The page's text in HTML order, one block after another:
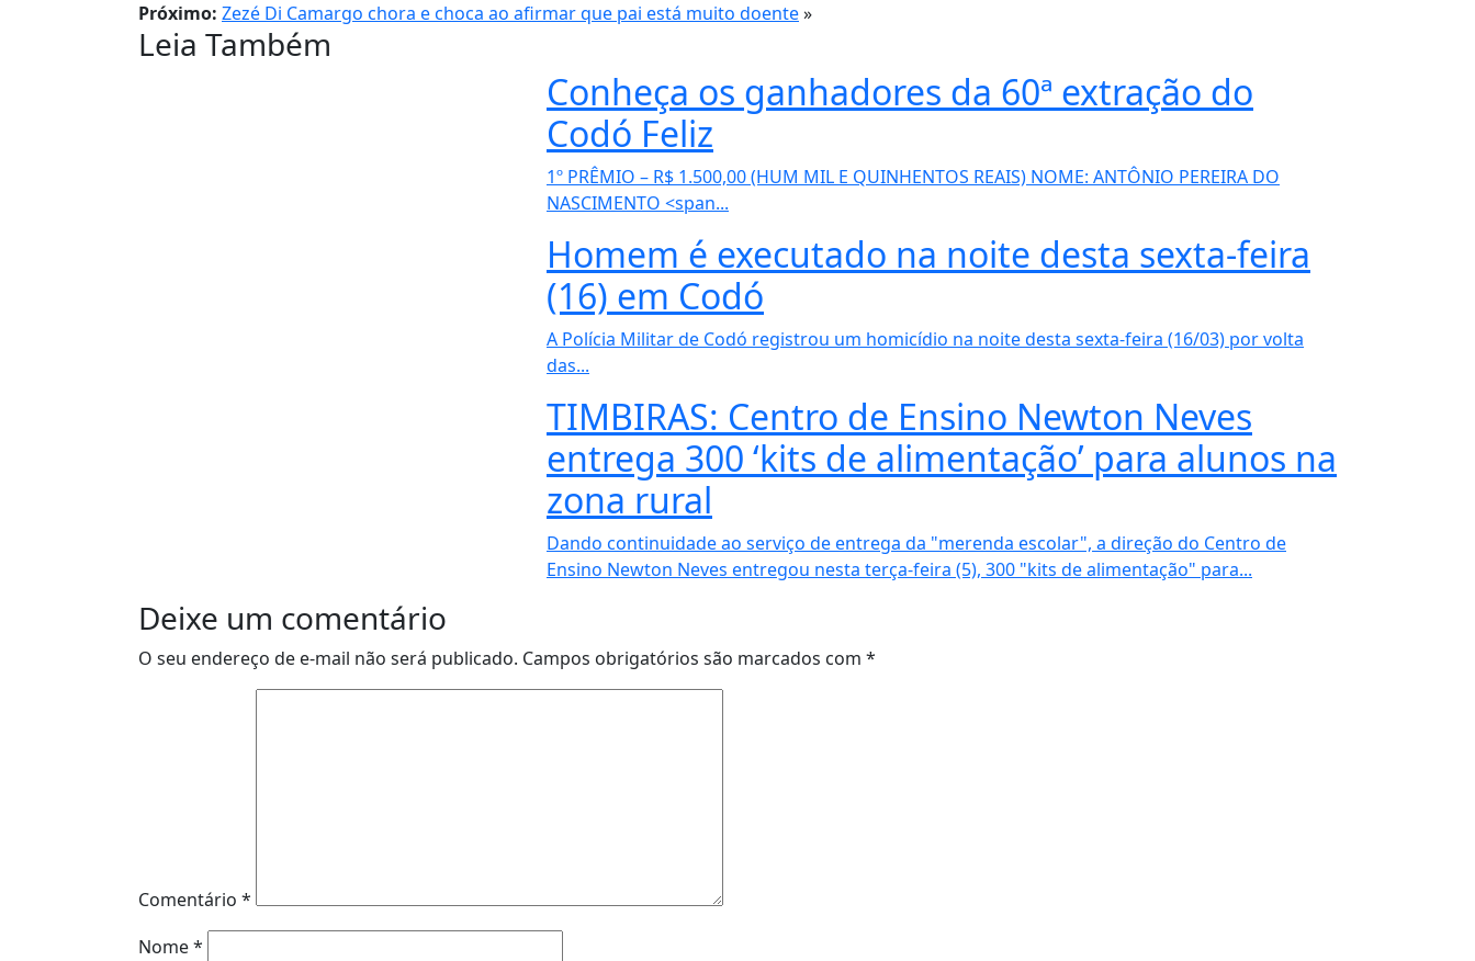
Próximo: Zezé Di Camargo chora e choca ao afirmar que pai está muito doente»
Leia Também
Conheça os ganhadores da 60ª extração do
Codó Feliz
1º PRÊMIO – R$ 1.500,00 (HUM MIL E QUINHENTOS REAIS) NOME: ANTÔNIO PEREIRA DO
NASCIMENTO <span...
Homem é executado na noite desta sexta-feira
(16) em Codó
A Polícia Militar de Codó registrou um homicídio na noite desta sexta-feira (16/03) por volta
das...
TIMBIRAS: Centro de Ensino Newton Neves
entrega 300 ‘kits de alimentação’ para alunos na
zona rural
Dando continuidade ao serviço de entrega da "merenda escolar", a direção do Centro de
Ensino Newton Neves entregou nesta terça-feira (5), 300 "kits de alimentação" para...
Deixe um comentário
O seu endereço de e-mail não será publicado. Campos obrigatórios são marcados com *
Comentário *
Nome*